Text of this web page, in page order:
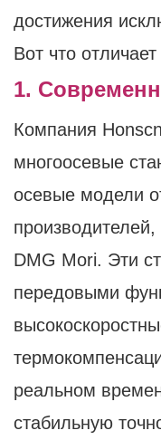
достижения
Вот что
1.
Компания
многоосевые
осевые модели
DMG Mori. Эти
передовыми
реальном
стабильную